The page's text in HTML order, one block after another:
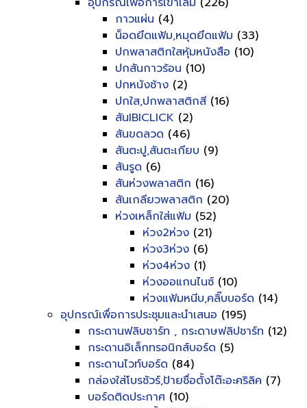
กาวแผ่น (4)
น็อดยึดแฟ้ม,หมุดยึดแฟ้ม (33)
ปกพลาสติกใสหุ้มหนังสือ (10)
ปกสันกาวร้อน (10)
ปกหนังช้าง (2)
ปกใส,ปกพลาสติกสี (16)
สันIBICLICK (2)
สันขดลวด (46)
สันตะปู,สันตะเกียบ (9)
สันรูด (6)
สันห่วงพลาสติก (16)
สันเกลียวพลาสติก (20)
ห่วงเหล็กใส่แฟ้ม (52)
ห่วง2ห่วง (21)
ห่วง3ห่วง (6)
ห่วง4ห่วง (1)
ห่วงออแกนไนซ์ (10)
ห่วงแฟ้มหนีบ,คลิ๊บบอร์ด (14)
อุปกรณ์เพื่อการประชุมและนำเสนอ (195)
กระดานฟลิบชาร์ท , กระดาษฟลิปชาร์ท (12)
กระดานอิเล็กทรอนิกส์บอร์ด (5)
กระดานไวท์บอร์ด (84)
กล่องใส่โบรชัวร์,ป้ายชื่อตั้งโต๊ะอะคริลิค (7)
บอร์ดติดประกาศ (10)